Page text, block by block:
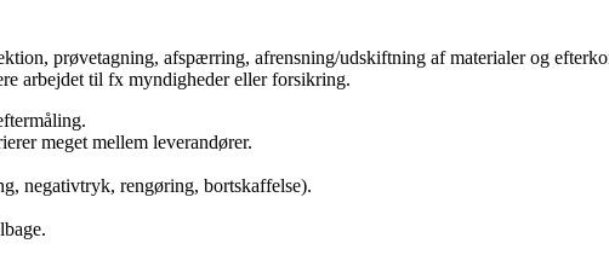
prøvetagning, afspærring, afrensning/udskiftning af materialer og
arbejdet til fx myndigheder eller forsikring.
meget mellem leverandører.
negativtryk, rengøring, bortskaffelse).